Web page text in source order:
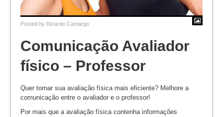
Posted by Ricardo Camargo
Comunicação Avaliador
físico – Professor
Quer tornar sua avaliação física mais eficiente? Melhore a
comunicação entre o avaliador e o professor!
Por mais que a avaliação física contenha informações